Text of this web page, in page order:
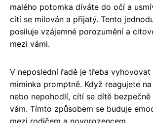
malého potomka díváte do očí a
cítí se milován a přijatý. Tento
posiluje vzájemné porozumění a
mezi vámi.
V neposlední řadě je třeba vyhovovat
miminka promptně. Když reagujete
nebo nepohodlí, cítí se dítě bezpečně
vám. Tímto způsobem se buduje
mezi rodičem a novorozencem.